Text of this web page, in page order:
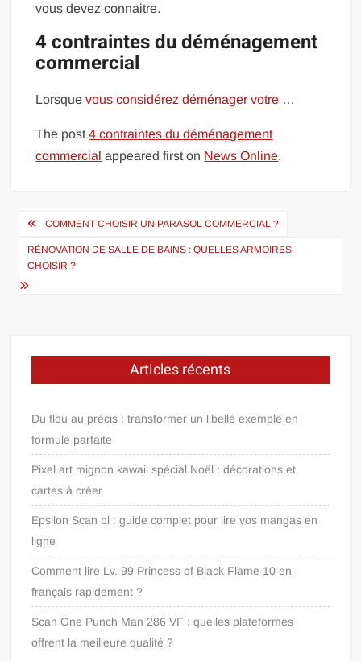
vous devez connaitre.
4 contraintes du déménagement
commercial
Lorsquevous considérez déménager votre …
The post4 contraintes du déménagement
commercial appeared first on News Online.
Navigation
de
l’article
COMMENT CHOISIR UN PARASOL COMMERCIAL ?
RÉNOVATION DE SALLE DE BAINS : QUELLES ARMOIRES
CHOISIR ?
Articles récents
Du flou au précis : transformer un libellé exemple en
formule parfaite
Pixel art mignon kawaii spécial Noël : décorations et
cartes à créer
Epsilon Scan bl : guide complet pour lire vos mangas en
ligne
Comment lire Lv. 99 Princess of Black Flame 10 en
français rapidement ?
Scan One Punch Man 286 VF : quelles plateformes
offrent la meilleure qualité ?